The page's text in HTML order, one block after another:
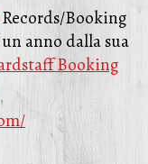
Records/Booking
anno dalla sua
Booking